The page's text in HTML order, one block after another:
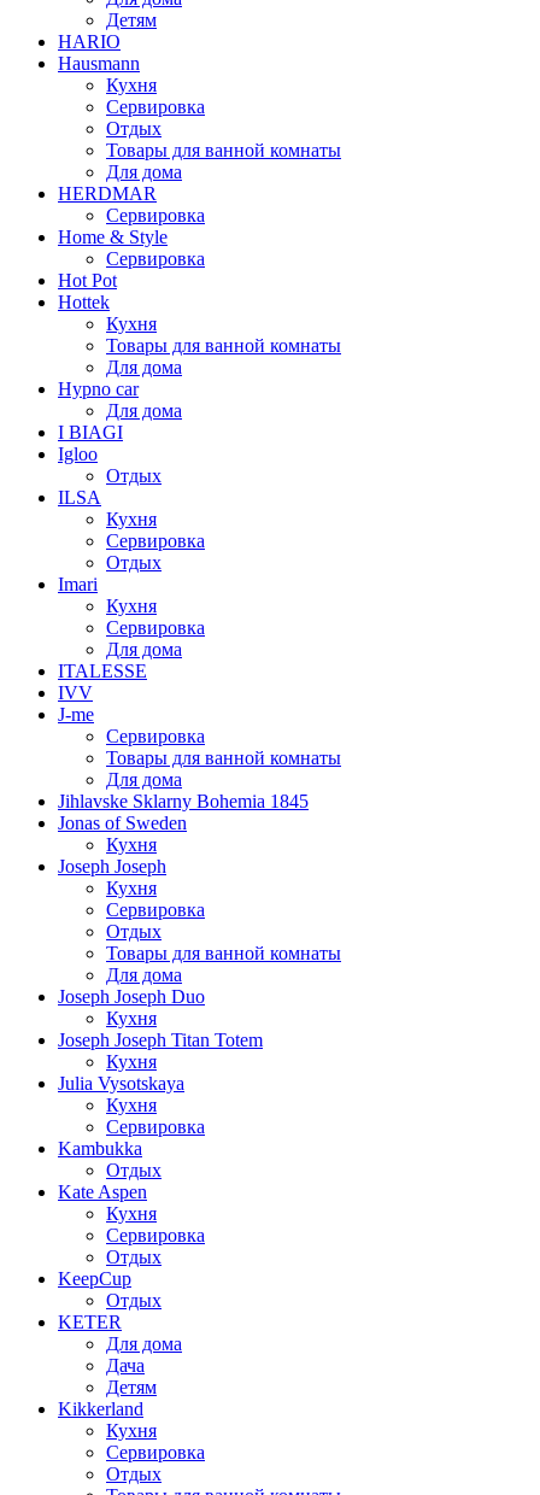
Детям
HARIO
Hausmann
Кухня
Сервировка
Отдых
Товары для ванной комнаты
Для дома
HERDMAR
Сервировка
Home & Style
Сервировка
Hot Pot
Hottek
Кухня
Товары для ванной комнаты
Для дома
Hypno car
Для дома
I BIAGI
Igloo
Отдых
ILSA
Кухня
Сервировка
Отдых
Imari
Кухня
Сервировка
Для дома
ITALESSE
IVV
J-me
Сервировка
Товары для ванной комнаты
Для дома
Jihlavske Sklarny Bohemia 1845
Jonas of Sweden
Кухня
Joseph Joseph
Кухня
Сервировка
Отдых
Товары для ванной комнаты
Для дома
Joseph Joseph Duo
Кухня
Joseph Joseph Titan Totem
Кухня
Julia Vysotskaya
Кухня
Сервировка
Kambukka
Отдых
Kate Aspen
Кухня
Сервировка
Отдых
KeepCup
Отдых
KETER
Для дома
Дача
Детям
Kikkerland
Кухня
Сервировка
Отдых